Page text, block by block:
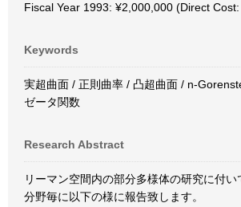
Fiscal Year 1993: ¥2,000,000 (Direct
Keywords
実超曲面 / 正則曲率 / 凸超曲面 / n-
ゼータ関数
Research Abstract
リーマン空間内の部分多様体の研究に付い
分野毎に以下の様に報告致します。